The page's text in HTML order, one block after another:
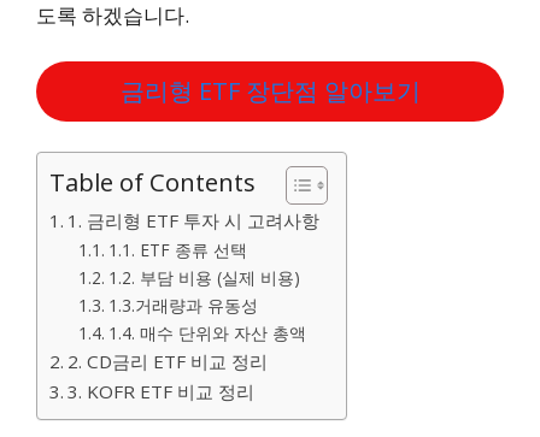
도록 하겠습니다.
금리형 ETF 장단점 알아보기
Table of Contents
1. 금리형 ETF 투자 시 고려사항
1.1. ETF 종류 선택
1.2. 부담 비용 (실제 비용)
1.3.거래량과 유동성
1.4. 매수 단위와 자산 총액
2. CD금리 ETF 비교 정리
3. KOFR ETF 비교 정리